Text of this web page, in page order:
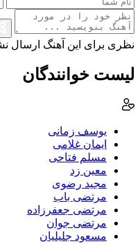
نظری برای این آهنگ ارسال
لیست خوانندگان
یوسف زمانی
ایمان غلامی
مسلم فتاحی
معین زد
مجید رضوی
مرتضی باب
مرتضی جعفرزاده
مرتضی جوان
مسعود جلیلیان